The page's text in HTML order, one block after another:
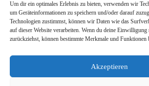
Um dir ein optimales Erlebnis zu bieten, verwenden wir
um Geräteinformationen zu speichern und/oder darauf
Technologien zustimmst, können wir Daten wie das
auf dieser Website verarbeiten. Wenn du deine Einwilligung
zurückziehst, können bestimmte Merkmale und Funktionen
Akzeptieren
PARTNER